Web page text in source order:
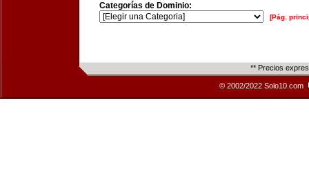
Categorías de Dominio:
[Pág.
** Precios
© 2002/2022 Solo10.com